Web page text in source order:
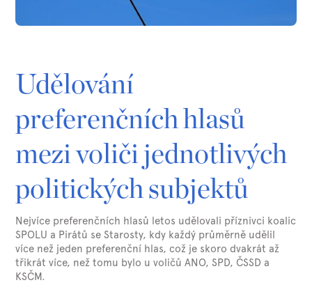
Udělování
preferenčních hlasů
mezi voliči jednotlivých
politických subjektů
Nejvíce preferenčních hlasů letos udělovali příznivci koalic
SPOLU a Pirátů se Starosty, kdy každý průměrně udělil
více než jeden preferenční hlas, což je skoro dvakrát až
třikrát více, než tomu bylo u voličů ANO, SPD, ČSSD a
KSČM.